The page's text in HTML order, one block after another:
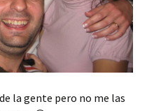
la gente pero no me las